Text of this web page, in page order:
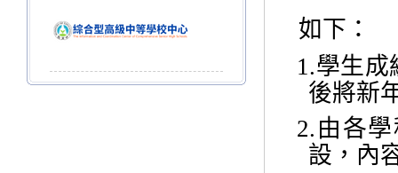
如下：
1.學生成
後將新
2. 由各
設，內